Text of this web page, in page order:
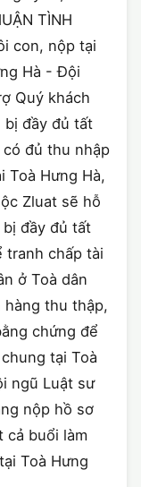
TÌNH
con, nộp tại
Hà - Đội
Quý khách
bị đầy đủ tất
đủ thu nhập
Toà Hưng Hà,
Zluat sẽ hỗ
đầy đủ tất
tranh chấp tài
ở Toà dân
hàng thu thập,
chứng để
tại Toà
ngũ Luật sư
nộp hồ sơ
cả buổi làm
Toà Hưng